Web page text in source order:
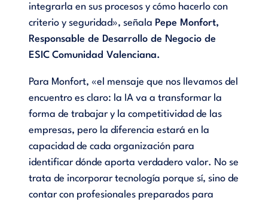
integrarla en sus procesos y cómo hacerlo con
criterio y seguridad», señala Pepe Monfort,
Responsable de Desarrollo de Negocio de
ESIC Comunidad Valenciana.
Para Monfort, «el mensaje que nos llevamos del
encuentro es claro: la IA va a transformar la
forma de trabajar y la competitividad de las
empresas, pero la diferencia estará en la
capacidad de cada organización para
identificar dónde aporta verdadero valor. No se
trata de incorporar tecnología porque sí, sino de
contar con profesionales preparados para